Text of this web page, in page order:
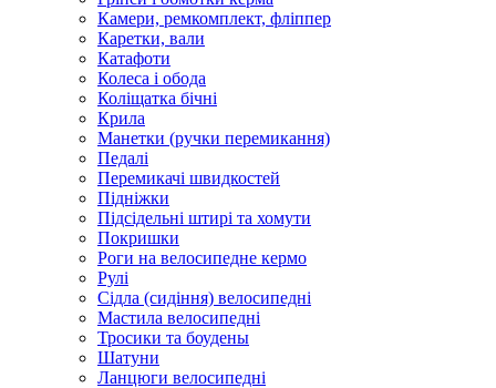
Камери, ремкомплект, фліппер
Каретки, вали
Катафоти
Колеса і обода
Коліщатка бічні
Крила
Манетки (ручки перемикання)
Педалі
Перемикачі швидкостей
Підніжки
Підсідельні штирі та хомути
Покришки
Роги на велосипедне кермо
Рулі
Сідла (сидіння) велосипедні
Мастила велосипедні
Тросики та боудены
Шатуни
Ланцюги велосипедні